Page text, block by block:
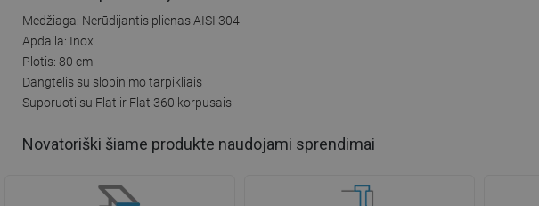
Medžiaga: Nerūdijantis plienas AISI 304
Apdaila: Inox
Plotis: 80 cm
Dangtelis su slopinimo tarpikliais
Suporuoti su Flat ir Flat 360 korpusais
Novatoriški šiame produkte naudojami sprendimai